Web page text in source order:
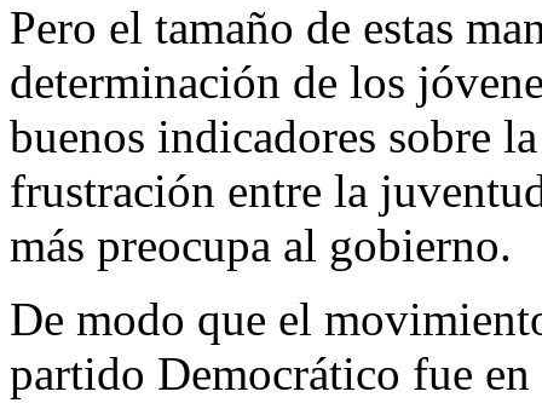
Pero el tamaño de estas
determinación de los
buenos indicadores sobre
frustración entre la
más preocupa al gobierno.
De modo que el
partido Democrático fue